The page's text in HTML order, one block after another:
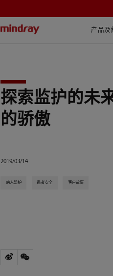
产品及
探索监护的未
的骄傲
2019/03/14
病人监护 患者安全 客户故事